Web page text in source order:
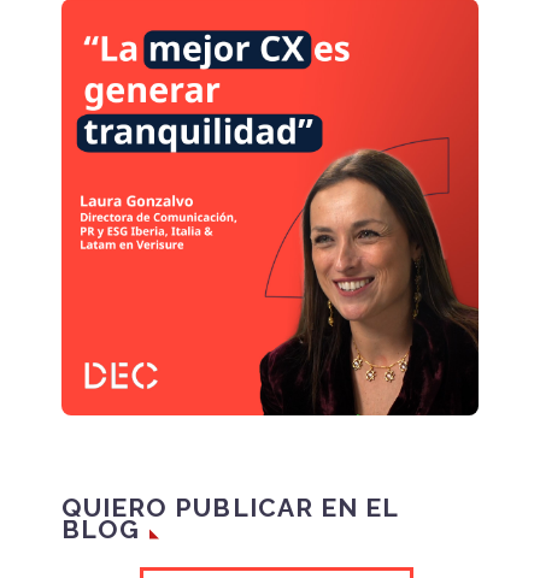
QUIERO PUBLICAR EN EL
BLOG